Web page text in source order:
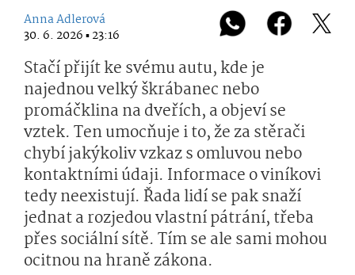
Anna Adlerová
30. 6. 2026 ▪ 23:16
Stačí přijít ke svému autu, kde je
najednou velký škrábanec nebo
promáčklina na dveřích, a objeví se
vztek. Ten umocňuje i to, že za stěrači
chybí jakýkoliv vzkaz s omluvou nebo
kontaktními údaji. Informace o viníkovi
tedy neexistují. Řada lidí se pak snaží
jednat a rozjedou vlastní pátrání, třeba
přes sociální sítě. Tím se ale sami mohou
ocitnou na hraně zákona.